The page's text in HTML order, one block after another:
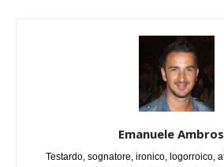
Emanuele
Testardo, sognatore, ironico, logorroico,